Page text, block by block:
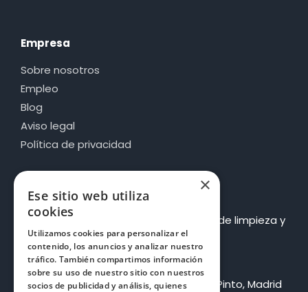
Empresa
Sobre nosotros
Empleo
Blog
Aviso legal
Política de privacidad
Información de contacto
Bluetietar Multiservicios S.L. – Empresa de limpieza y
mantenimiento
Pide presupuesto
Dirección: C. Milanos, 8, Nave 20, 28320 Pinto, Madrid
×
Ese sitio web utiliza
cookies
Utilizamos cookies para personalizar el
contenido, los anuncios y analizar nuestro
tráfico. También compartimos información
sobre su uso de nuestro sitio con nuestros
socios de publicidad y análisis, quienes